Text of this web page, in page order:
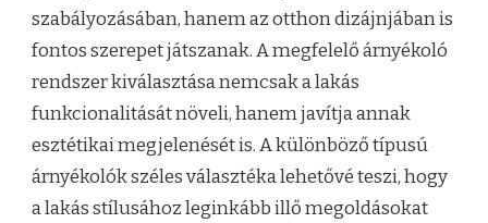
szabályozásában, hanem az otthon dizájnjában is
fontos szerepet játszanak. A megfelelő árnyékoló
rendszer kiválasztása nemcsak a lakás
funkcionalitását növeli, hanem javítja annak
esztétikai megjelenését is. A különböző típusú
árnyékolók széles választéka lehetővé teszi, hogy
a lakás stílusához leginkább illő megoldásokat